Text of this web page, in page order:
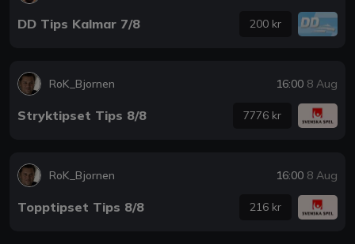
DD Tips Kalmar 7/8 200 kr
RoK_Bjornen 16:00 8 Aug
Stryktipset Tips 8/8 7776 kr
RoK_Bjornen 16:00 8 Aug
Topptipset Tips 8/8 216 kr